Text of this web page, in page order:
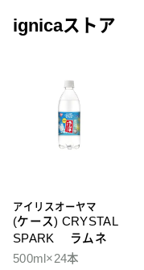
ignicaストア
アイリスオーヤマ
(ケース) CRYSTAL
SPARK ラムネ
500ml×24本